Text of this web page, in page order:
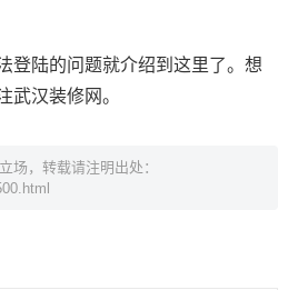
登陆的问题就介绍到这里了。想
武汉装修网。
场，转载请注明出处：